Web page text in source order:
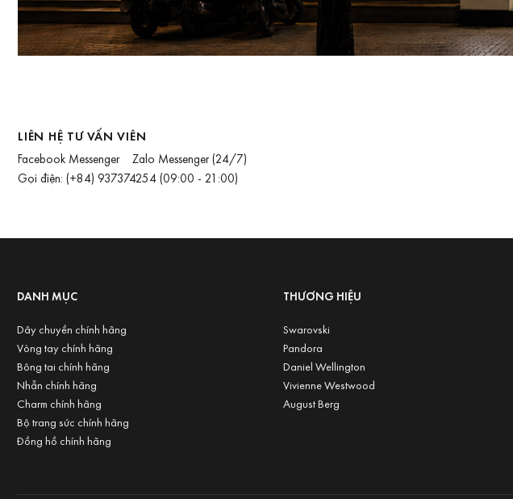
LIÊN HỆ TƯ VẤN VIÊN
Facebook Messenger Zalo Messenger(24/7)
Gọi điện: (+84) 937374254(09:00 - 21:00)
DANH MỤC
Dây chuyền chính hãng
Vòng tay chính hãng
Bông tai chính hãng
Nhẫn chính hãng
Charm chính hãng
Bộ trang sức chính hãng
Đồng hồ chính hãng
THƯƠNG HIỆU
Swarovski
Pandora
Daniel Wellington
Vivienne Westwood
August Berg